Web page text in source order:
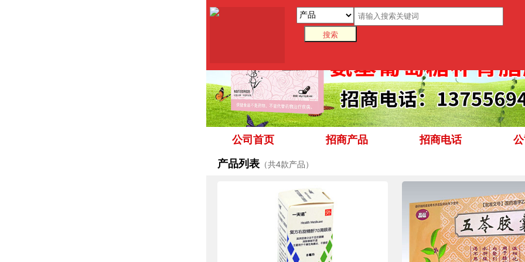
公司首页 招商产品 招商电话
产品列表 （共4款产品）